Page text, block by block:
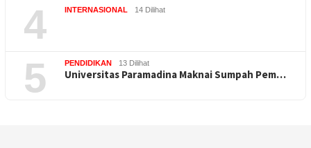
4 INTERNASIONAL 14 Dilihat
5 PENDIDIKAN 13 Dilihat
Universitas Paramadina Maknai Sumpah Pem…